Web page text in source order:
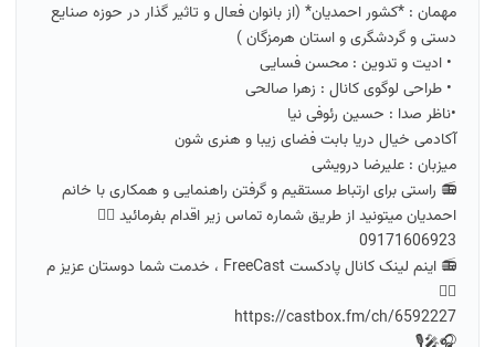
مهمان : *کشور احمدیان* (از بانوان فعال و تاثیر گذار در حوزه صنایع
دستی و گردشگری و استان هرمزگان )
• ادیت و تدوین : محسن فسایی
• طراحی لوگوی کانال : زهرا صالحی
•ناظر صدا : حسین رئوفی نیا
آکادمی خیال دریا بابت فضای زیبا و هنری شون
میزبان : علیرضا درویشی
📻 راستی برای ارتباط مستقیم و گرفتن راهنمایی و همکاری با خانم
احمدیان میتونید از طریق شماره تماس زیر اقدام بفرمائید 👇🏻
09171606923
📻 اینم لینک کانال پادکست FreeCast ، خدمت شما دوستان عزیز م
👇🏻
https://castbox.fm/ch/6592227